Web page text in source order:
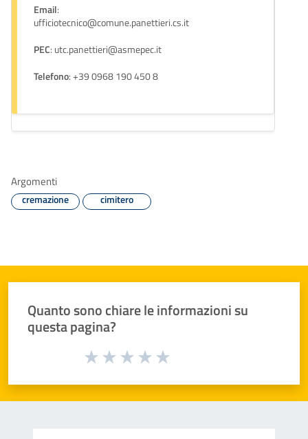
Email:
ufficiotecnico@comune.panettieri.cs.it
PEC: utc.panettieri@asmepec.it
Telefono: +39 0968 190 450 8
Argomenti
cremazione cimitero
Quanto sono chiare le informazioni su
questa pagina?
Valuta da 1 a 5 stelle la pagina